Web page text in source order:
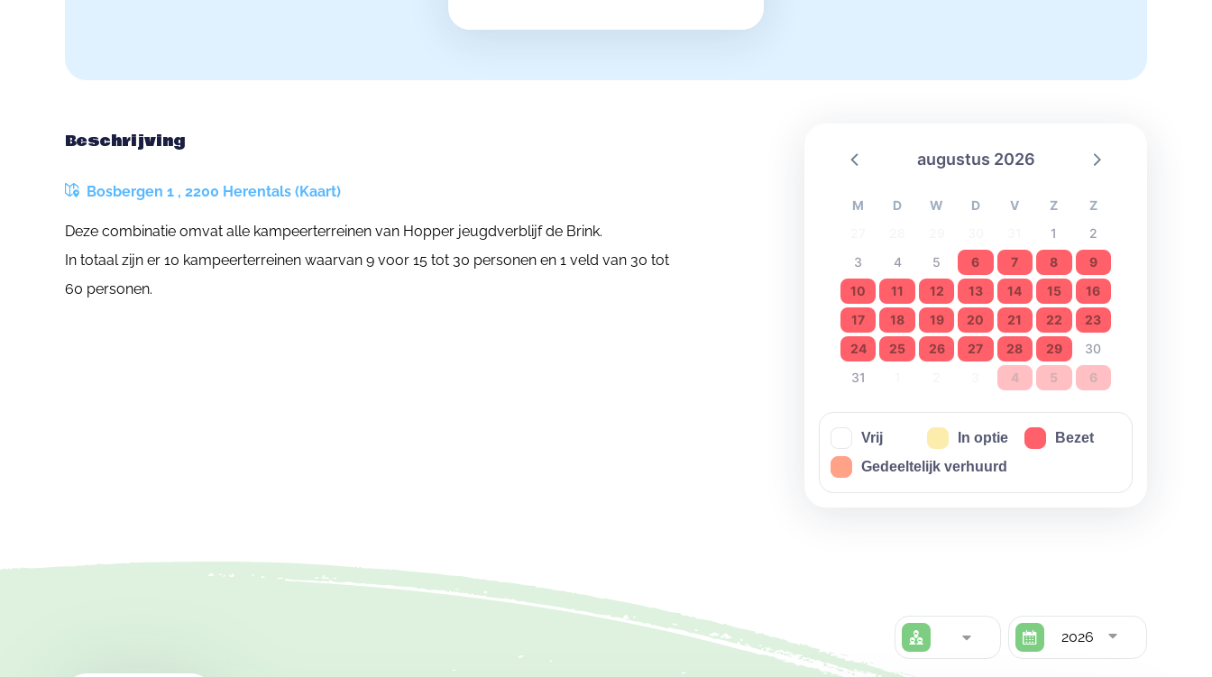
Beschrijving
Bosbergen 1 , 2200 Herentals (Kaart)
Deze combinatie omvat alle kampeerterreinen van Hopper jeugdverblijf de Brink.
In totaal zijn er 10 kampeerterreinen waarvan 9 voor 15 tot 30 personen en 1 veld van 30 tot
60 personen.
augustus 2026
M D W D V Z
Z
1
2
3
4 5 6 7 8
9
10
11 12 13 14 15
16
17
18 19 20 21 22
23
24
25 26 27 28 29
30
31
4 5 6
Vrij In optie
Bezet
Gedeeltelijk verhuurd
2026